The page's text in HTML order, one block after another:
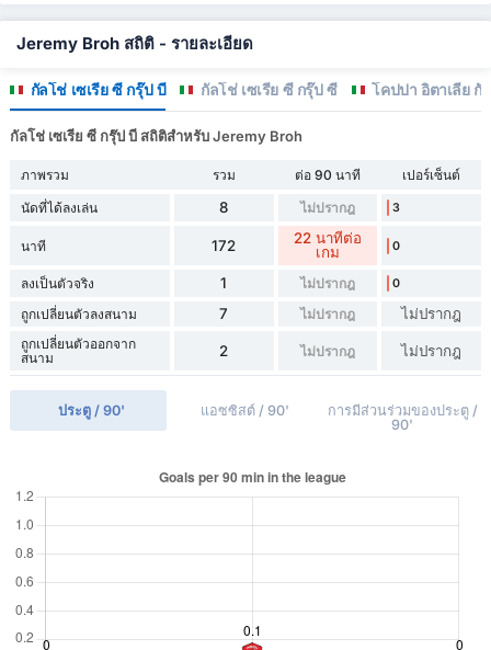
Jeremy Broh สถิติ - รายละเอียด
กัลโช่ เซเรีย ซี กรุ๊ป บี กัลโช่ เซเรีย ซี กรุ๊ป ซี โคปปา อิตาเลีย กั
กัลโช่ เซเรีย ซี กรุ๊ป บี สถิติสำหรับ Jeremy Broh
ภาพรวม รวม ต่อ 90 นาที
เปอร์เซ็นต์
นัดที่ได้ลงเล่น
8 ไม่ปรากฎ 3
นาที 172
22 นาทีต่อ
เกม
0
ลงเป็นตัวจริง 1 ไม่ปรากฎ 0
ถูกเปลี่ยนตัวลงสนาม 7 ไม่ปรากฎ ไม่ปรากฎ
ถูกเปลี่ยนตัวออกจาก
สนาม
2 ไม่ปรากฎ ไม่ปรากฎ
ประตู / 90' แอซซิสต์ / 90'
การมีส่วนร่วมของประตู /
90'